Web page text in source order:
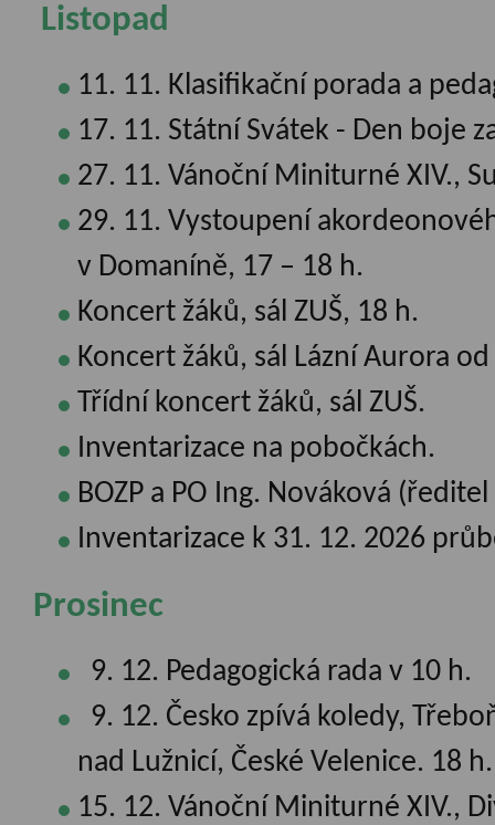
Listopad
11. 11. Klasifikační porada a
17. 11. Státní Svátek - Den boje
27. 11. Vánoční Miniturné XIV.,
29. 11. Vystoupení
v Domaníně, 17 – 18 h.
Koncert žáků, sál ZUŠ, 18 h.
Koncert žáků, sál Lázní Aurora
Třídní koncert žáků, sál ZUŠ.
Inventarizace na pobočkách.
BOZP a PO Ing. Nováková
Inventarizace k 31. 12. 2026
Prosinec
9. 12. Pedagogická rada v 10 h.
9. 12. Česko zpívá koledy,
nad Lužnicí, České Velenice. 18 h.
15. 12. Vánoční Miniturné XIV.,